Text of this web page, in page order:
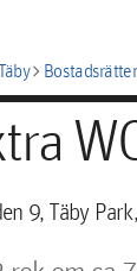
chevron_rightBostadsrätter
9, Täby